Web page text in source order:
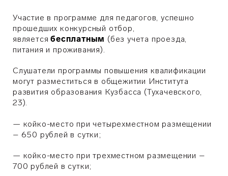
Участие в программе для педагогов, успешно
прошедших конкурсный отбор,
является бесплатным (без учета проезда,
питания и проживания).
Слушатели программы повышения квалификации
могут разместиться в общежитии Института
развития образования Кузбасса (Тухачевского,
23).
— койко-место при четырехместном размещении
– 650 рублей в сутки;
— койко-место при трехместном размещении –
700 рублей в сутки;